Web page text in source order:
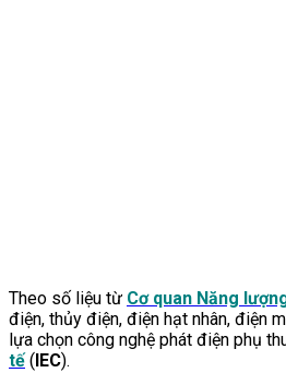
Theo số liệu từ Cơ quan Năng
điện, thủy điện, điện hạt nhân, điện
lựa chọn công nghệ phát điện phụ
tế ( IEC).